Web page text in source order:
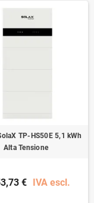
TP-HS50E 5,1 kWh
Alta Tensione
€ IVA escl.